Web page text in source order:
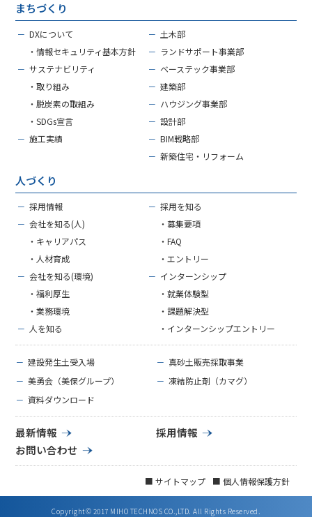
まちづくり
－DXについて － 土木部
・情報セキュリティ基本方針
－ ランドサポート事業部
－サステナビリティ － ベーステック事業部
・取り組み
－建築部
・脱炭素の取組み
－ ハウジング事業部
・SDGs宣言
－設計部
－施工実績 －BIM戦略部
－新築住宅・リフォーム
人づくり
－採用情報 －採用を知る
－会社を知る(人)
・募集要項
・キャリアパス
・FAQ
・人材育成
・エントリー
－会社を知る(環境) － インターンシップ
・福利厚生
・就業体験型
・業務環境
・課題解決型
－ 人を知る ・インターンシップエントリー
－建設発生土受入場 － 真砂土販売採取事業
－美勇会（美保グループ） － 凍結防止剤（カマグ）
－資料ダウンロード
最新情報
採用情報
お問い合わせ
■ サイトマップ ■ 個人情報保護方針
Copyright© 2017 MIHO TECHNOS CO.,LTD. All Rights Reserved.